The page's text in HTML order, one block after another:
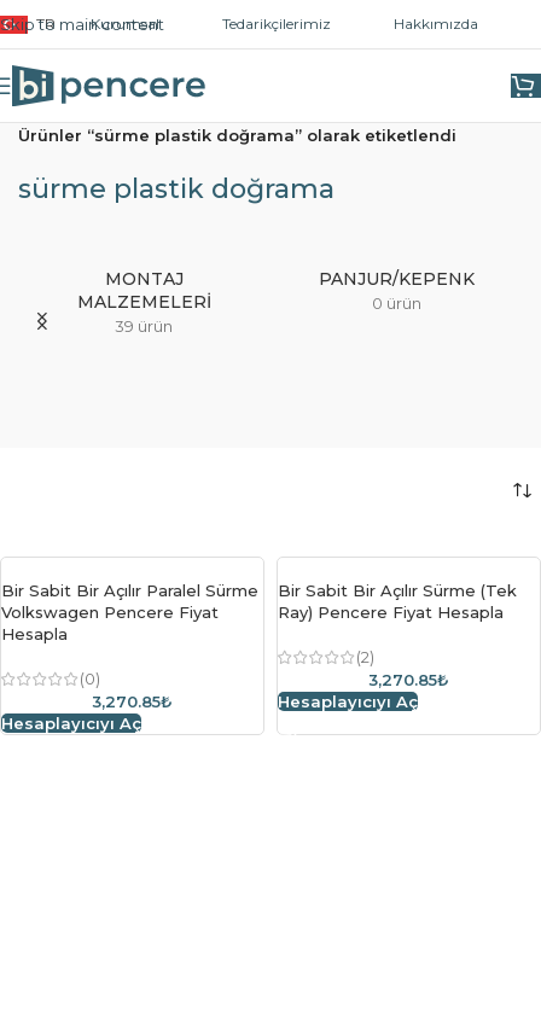
Skip to main content
TR Kurumsal Tedarikçilerimiz Hakkımızda
Ana Sayfa
Ürünler “sürme plastik doğrama” olarak etiketlendi
sürme plastik doğrama
MONTAJ
MALZEMELERI
39 ürün
PANJUR/KEPENK
0 ürün
Bir Sabit Bir Açılır Paralel Sürme
Volkswagen Pencere Fiyat
Hesapla
(0)
3,270.85₺
Hesaplayıcıyı Aç
Bir Sabit Bir Açılır Sürme (Tek
Ray) Pencere Fiyat Hesapla
(2)
3,270.85₺
Hesaplayıcıyı Aç